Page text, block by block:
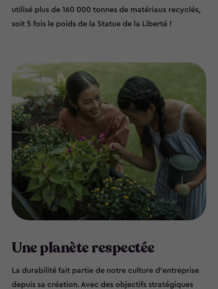
utilisé plus de 160 000 tonnes de matériaux recyclés,
soit 5 fois le poids de la Statue de la Liberté !
Une planète respectée
La durabilité fait partie de notre culture d’entreprise
depuis sa création. Avec des objectifs stratégiques